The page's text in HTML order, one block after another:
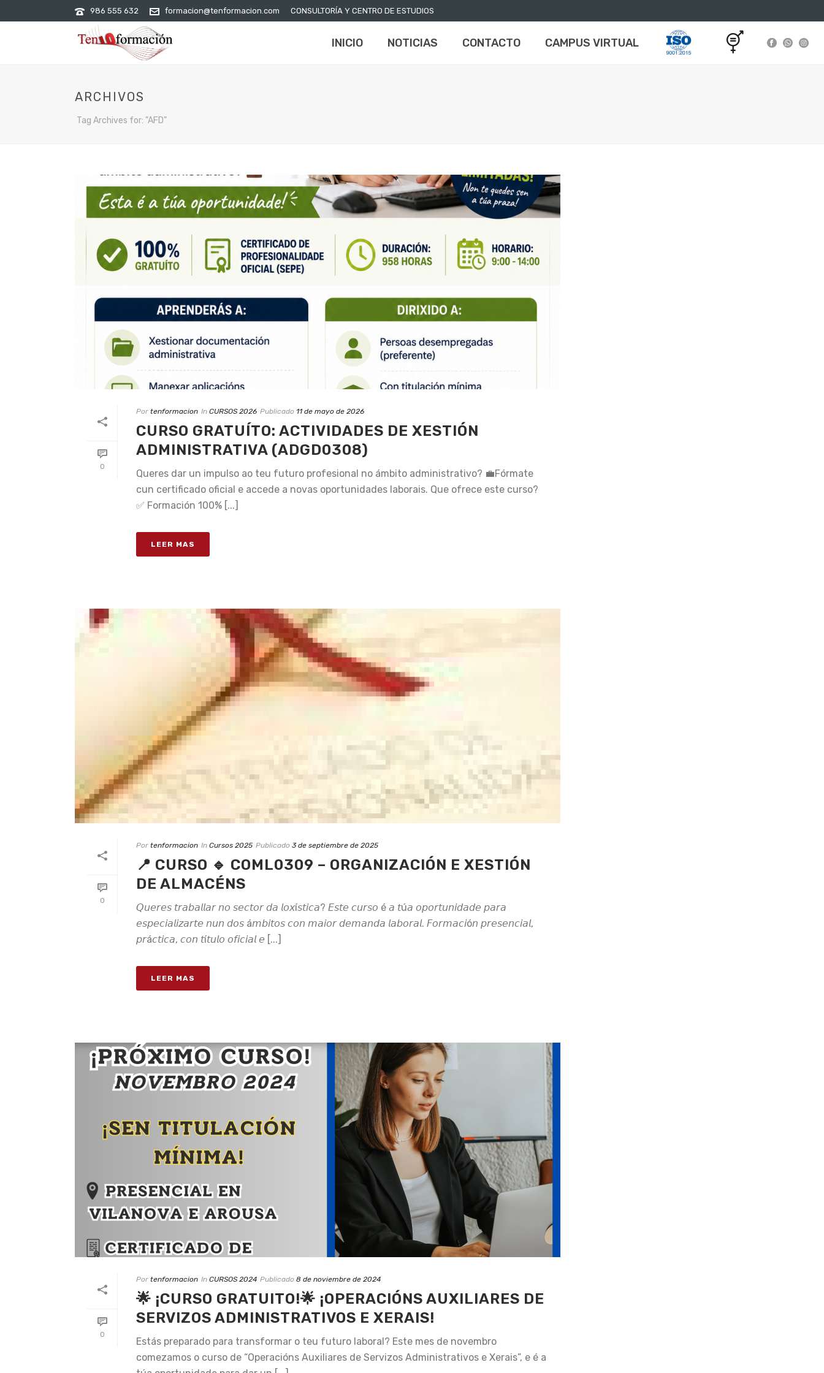
986 555 632 formacion@tenformacion.com CONSULTORÍA Y CENTRO DE ESTUDIOS
INICIO NOTICIAS CONTACTO CAMPUS VIRTUAL
ARCHIVOS
Tag Archives for: "AFD"
0
Por tenformacion In CURSOS 2026 Publicado 11 de mayo de 2026
CURSO GRATUÍTO: ACTIVIDADES DE XESTIÓN
ADMINISTRATIVA (ADGD0308)
Queres dar un impulso ao teu futuro profesional no ámbito administrativo? 💼Fórmate
cun certificado oficial e accede a novas oportunidades laborais. Que ofrece este curso?
✅ Formación 100% [...]
LEER MAS
0
Por tenformacion In Cursos 2025 Publicado 3 de septiembre de 2025
📍 CURSO 🔹 COML0309 – ORGANIZACIÓN E XESTIÓN
DE ALMACÉNS
𝘘𝘶𝘦𝘳𝘦𝘴 𝘵𝘳𝘢𝘣𝘢𝘭𝘭𝘢𝘳 𝘯𝘰 𝘴𝘦𝘤𝘵𝘰𝘳 𝘥𝘢 𝘭𝘰𝘹í𝘴𝘵𝘪𝘤𝘢? 𝘌𝘴𝘵𝘦 𝘤𝘶𝘳𝘴𝘰 é 𝘢 𝘵ú𝘢 𝘰𝘱𝘰𝘳𝘵𝘶𝘯𝘪𝘥𝘢𝘥𝘦 𝘱𝘢𝘳𝘢
𝘦𝘴𝘱𝘦𝘤𝘪𝘢𝘭𝘪𝘻𝘢𝘳𝘵𝘦 𝘯𝘶𝘯 𝘥𝘰𝘴 á𝘮𝘣𝘪𝘵𝘰𝘴 𝘤𝘰𝘯 𝘮𝘢𝘪𝘰𝘳 𝘥𝘦𝘮𝘢𝘯𝘥𝘢 𝘭𝘢𝘣𝘰𝘳𝘢𝘭. 𝘍𝘰𝘳𝘮𝘢𝘤𝘪ó𝘯 𝘱𝘳𝘦𝘴𝘦𝘯𝘤𝘪𝘢𝘭,
𝘱𝘳á𝘤𝘵𝘪𝘤𝘢, 𝘤𝘰𝘯 𝘵í𝘵𝘶𝘭𝘰 𝘰𝘧𝘪𝘤𝘪𝘢𝘭 𝘦 [...]
LEER MAS
0
Por tenformacion In CURSOS 2024 Publicado 8 de noviembre de 2024
🌟 ¡CURSO GRATUITO!🌟 ¡OPERACIÓNS AUXILIARES DE
SERVIZOS ADMINISTRATIVOS E XERAIS!
Estás preparado para transformar o teu futuro laboral? Este mes de novembro
comezamos o curso de “Operacións Auxiliares de Servizos Administrativos e Xerais”, e é a